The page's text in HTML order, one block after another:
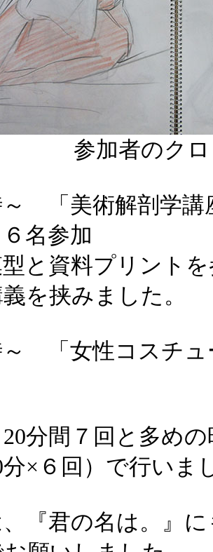
参加者のク
「美術解剖学講
名参加
と資料プリント
を挟みました。
～ 「女性コスチュ
分間７回と多め
分×６回）で行いま
『君の名は。』